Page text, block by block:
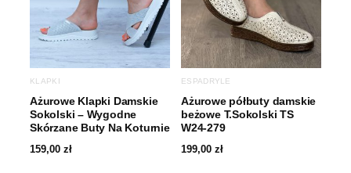
KLAPKI
Ażurowe Klapki Damskie
Sokolski – Wygodne
Skórzane Buty Na Koturnie
159,00 zł
ESPADRYLE
Ażurowe półbuty damskie
beżowe T.Sokolski TS
W24-279
199,00 zł